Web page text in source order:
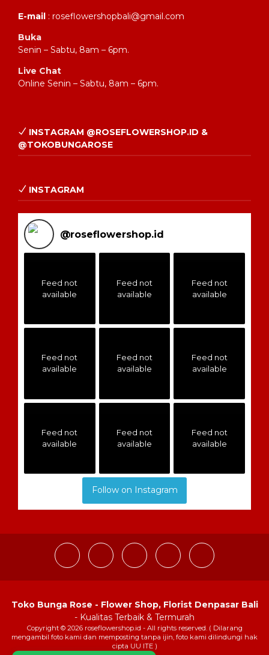
E-mail : roseflowershopbali@gmail.com
Buka
Senin – Sabtu, 8am – 6pm.
Live Chat
Online Senin – Sabtu, 8am – 6pm.
INSTAGRAM @ROSEFLOWERSHOP.ID &
@TOKOBUNGAROSE
INSTAGRAM
@roseflowershop.id
Feed not
available
Feed not
available
Feed not
available
Feed not
available
Feed not
available
Feed not
available
Feed not
available
Feed not
available
Feed not
available
Follow on Instagram
Toko Bunga Rose - Flower Shop, Florist Denpasar Bali
- Kualitas Terbaik & Termurah
Copyright © 2026 roseflowershop.id - All rights reserved. ( Dilarang
mengambil foto kami dan memposting tanpa ijin, foto kami dilindungi hak
cipta UU ITE )